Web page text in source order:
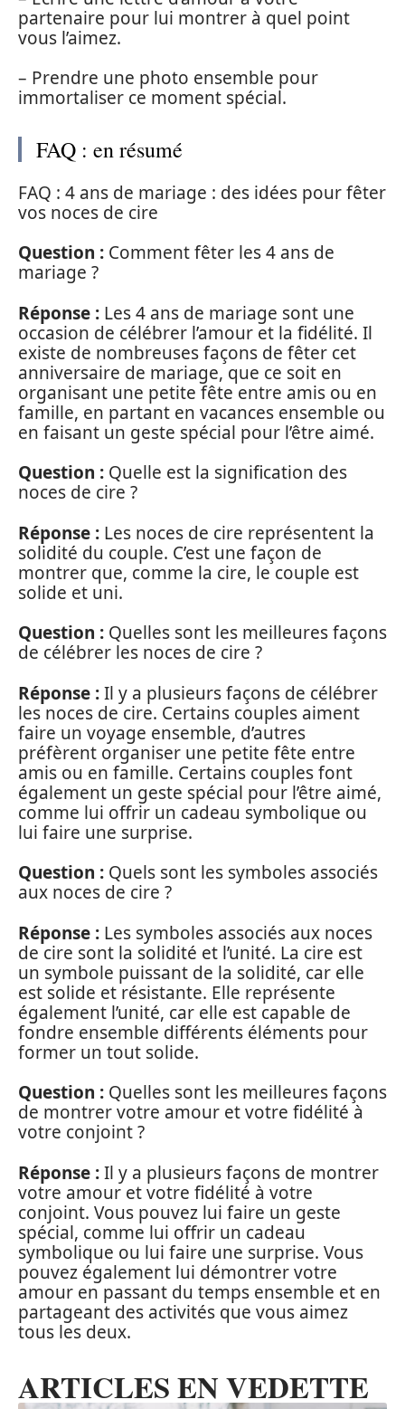
partenaire pour lui montrer à quel point
vous l’aimez.
– Prendre une photo ensemble pour
immortaliser ce moment spécial.
FAQ : en résumé
FAQ : 4 ans de mariage : des idées pour fêter
vos noces de cire
Question : Comment fêter les 4 ans de
mariage ?
Réponse : Les 4 ans de mariage sont une
occasion de célébrer l’amour et la fidélité. Il
existe de nombreuses façons de fêter cet
anniversaire de mariage, que ce soit en
organisant une petite fête entre amis ou en
famille, en partant en vacances ensemble ou
en faisant un geste spécial pour l’être aimé.
Question : Quelle est la signification des
noces de cire ?
Réponse : Les noces de cire représentent la
solidité du couple. C’est une façon de
montrer que, comme la cire, le couple est
solide et uni.
Question : Quelles sont les meilleures façons
de célébrer les noces de cire ?
Réponse :Il y a plusieurs façons de célébrer
les noces de cire. Certains couples aiment
faire un voyage ensemble, d’autres
préfèrent organiser une petite fête entre
amis ou en famille. Certains couples font
également un geste spécial pour l’être aimé,
comme lui offrir un cadeau symbolique ou
lui faire une surprise.
Question : Quels sont les symboles associés
aux noces de cire ?
Réponse : Les symboles associés aux noces
de cire sont la solidité et l’unité. La cire est
un symbole puissant de la solidité, car elle
est solide et résistante. Elle représente
également l’unité, car elle est capable de
fondre ensemble différents éléments pour
former un tout solide.
Question : Quelles sont les meilleures façons
de montrer votre amour et votre fidélité à
votre conjoint ?
Réponse :Il y a plusieurs façons de montrer
votre amour et votre fidélité à votre
conjoint. Vous pouvez lui faire un geste
spécial, comme lui offrir un cadeau
symbolique ou lui faire une surprise. Vous
pouvez également lui démontrer votre
amour en passant du temps ensemble et en
partageant des activités que vous aimez
tous les deux.
ARTICLES EN VEDETTE